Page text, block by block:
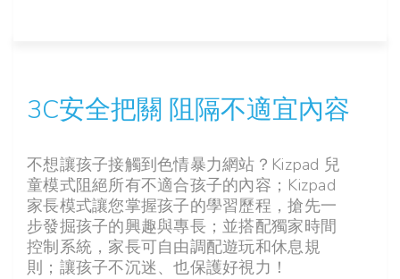
3C安全把關 阻隔不適宜內容
不想讓孩子接觸到色情暴力網站？Kizpad 兒
童模式阻絕所有不適合孩子的內容；Kizpad
家長模式讓您掌握孩子的學習歷程，搶先一
步發掘孩子的興趣與專長；並搭配獨家時間
控制系統，家長可自由調配遊玩和休息規
則；讓孩子不沉迷、也保護好視力！